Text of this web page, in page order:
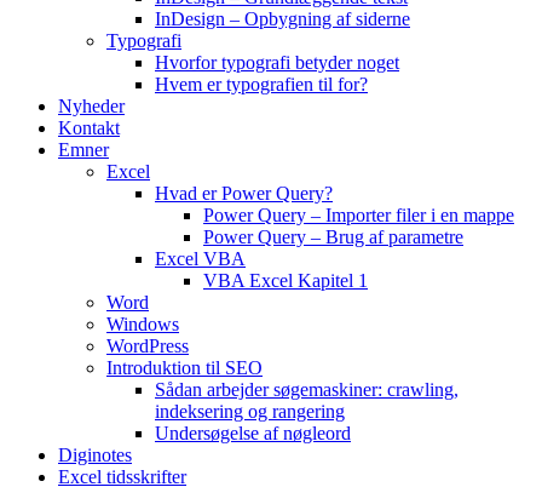
InDesign – Opbygning af siderne
Typografi
Hvorfor typografi betyder noget
Hvem er typografien til for?
Nyheder
Kontakt
Emner
Excel
Hvad er Power Query?
Power Query – Importer filer i en mappe
Power Query – Brug af parametre
Excel VBA
VBA Excel Kapitel 1
Word
Windows
WordPress
Introduktion til SEO
Sådan arbejder søgemaskiner: crawling,
indeksering og rangering
Undersøgelse af nøgleord
Diginotes
Excel tidsskrifter